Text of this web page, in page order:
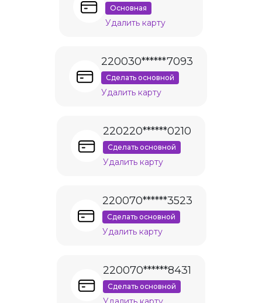
Основная
Удалить карту
220030******7093
Сделать основной
Удалить карту
220220******0210
Сделать основной
Удалить карту
220070******3523
Сделать основной
Удалить карту
220070******8431
Сделать основной